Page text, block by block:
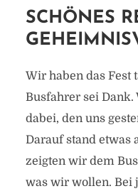
SCHÖNES
Wir haben das Fest
Busfahrer sei Dank.
dabei, den uns
Darauf stand etwas
zeigten wir dem
was wir wollen. Bei